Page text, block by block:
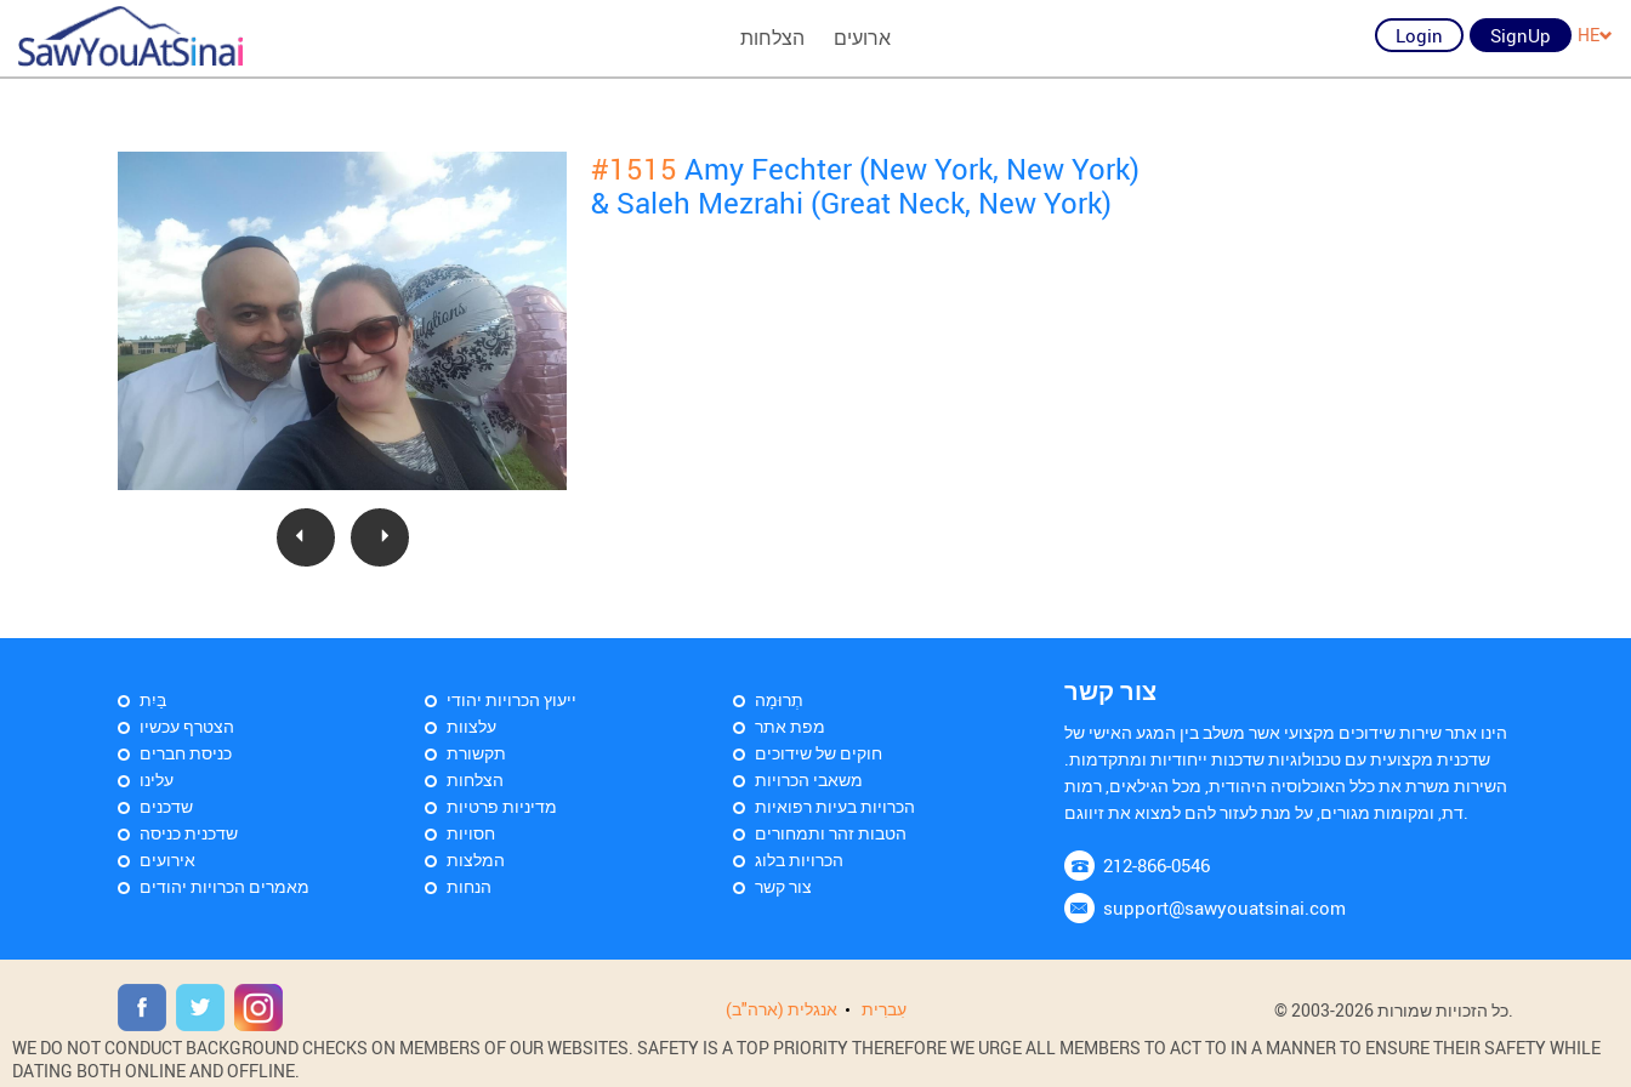
הצלחות ארועים Login SignUp HE
#1515 Amy Fechter (New York, New York)
& Saleh Mezrahi (Great Neck, New York)
בַּיִת
הצטרף עכשיו
כניסת חברים
עלינו
שדכנים
שדכנית כניסה
אירועים
מאמרים הכרויות יהודים
ייעוץ הכרויות יהודי
עלצוות
תקשורת
הצלחות
מדיניות פרטיות
חסויות
המלצות
הנחות
תְרוּמָה
מפת אתר
חוקים של שידוכים
משאבי הכרויות
הכרויות בעיות רפואיות
הטבות זהר ותמחורים
הכרויות בלוג
צור קשר
צור קשר
הינו אתר שירות שידוכים מקצועי אשר משלב בין המגע האישי של
שדכנית מקצועית עם טכנולוגיות שדכנות ייחודיות ומתקדמות.
השירות משרת את כלל האוכלוסיה היהודית, מכל הגילאים, רמות
212-866-0546
support@sawyouatsinai.com
אנגלית (ארה"ב) עִברִית
WE DO NOT CONDUCT BACKGROUND CHECKS ON MEMBERS OF OUR WEBSITES. SAFETY IS A TOP PRIORITY THEREFORE WE URGE ALL MEMBERS TO ACT TO IN A MANNER TO ENSURE THEIR SAFETY WHILE
DATING BOTH ONLINE AND OFFLINE.